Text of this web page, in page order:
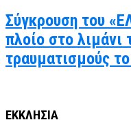
Σύγκρουση του
πλοίο στο λιμάνι
τραυματισμούς
ΕΚΚΛΗΣΙΑ